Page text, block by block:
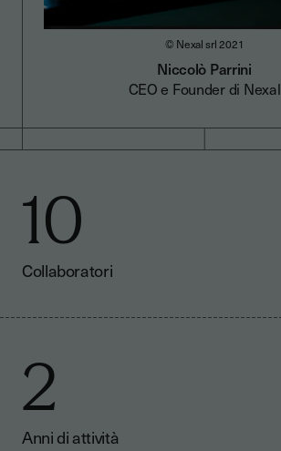
© Nexal srl 2021
Niccolò Parrini
CEO e Founder di Nexal
10
Collaboratori
2
Anni di attività